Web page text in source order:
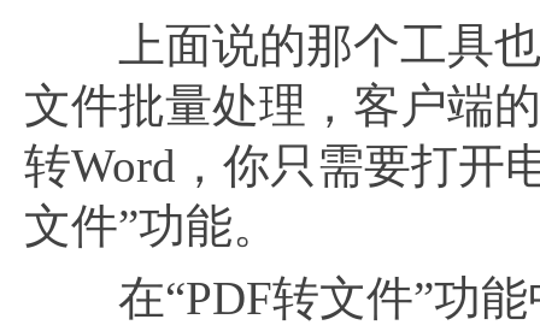
上面说的那个工具也
文件批量处理，客户端
转Word，你只需要打开
文件”功能。
在“PDF转文件”功能